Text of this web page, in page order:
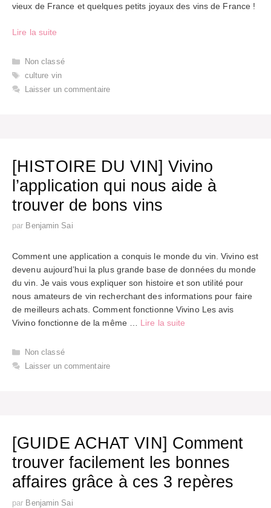
vieux de France et quelques petits joyaux des vins de France !
Lire la suite
Catégories
Non classé
Étiquettes
culture vin
Laisser un commentaire
[HISTOIRE DU VIN] Vivino
l’application qui nous aide à
trouver de bons vins
par Benjamin Sai
Comment une application a conquis le monde du vin. Vivino est
devenu aujourd’hui la plus grande base de données du monde
du vin. Je vais vous expliquer son histoire et son utilité pour
nous amateurs de vin recherchant des informations pour faire
de meilleurs achats. Comment fonctionne Vivino Les avis
Vivino fonctionne de la même … Lire la suite
Catégories
Non classé
Laisser un commentaire
[GUIDE ACHAT VIN] Comment
trouver facilement les bonnes
affaires grâce à ces 3 repères
par Benjamin Sai